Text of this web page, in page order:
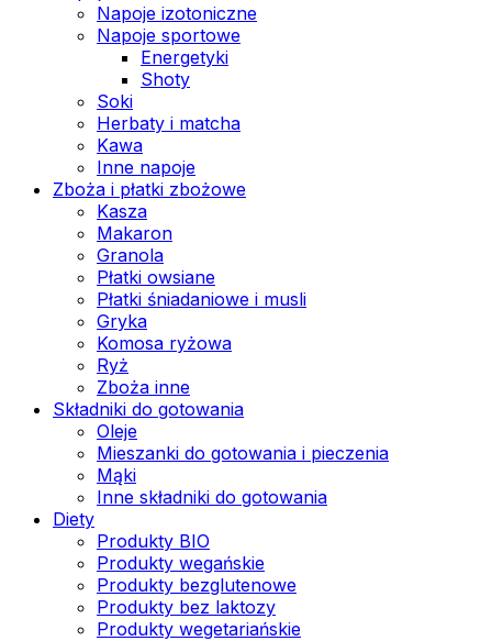
Napoje izotoniczne
Napoje sportowe
Energetyki
Shoty
Soki
Herbaty i matcha
Kawa
Inne napoje
Zboża i płatki zbożowe
Kasza
Makaron
Granola
Płatki owsiane
Płatki śniadaniowe i musli
Gryka
Komosa ryżowa
Ryż
Zboża inne
Składniki do gotowania
Oleje
Mieszanki do gotowania i pieczenia
Mąki
Inne składniki do gotowania
Diety
Produkty BIO
Produkty wegańskie
Produkty bezglutenowe
Produkty bez laktozy
Produkty wegetariańskie